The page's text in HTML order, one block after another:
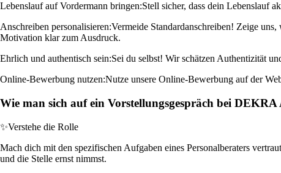
Lebenslauf auf Vordermann bringen:Stell sicher, dass dein Lebenslauf
Anschreiben personalisieren:Vermeide Standardanschreiben! Zeige
Motivation klar zum Ausdruck.
Ehrlich und authentisch sein:Sei du selbst! Wir schätzen Authentizität
Online-Bewerbung nutzen:Nutze unsere Online-Bewerbung auf der
Wie man sich auf ein Vorstellungsgespräch bei
✨Verstehe die Rolle
Mach dich mit den spezifischen Aufgaben eines Personalberaters
und die Stelle ernst nimmst.